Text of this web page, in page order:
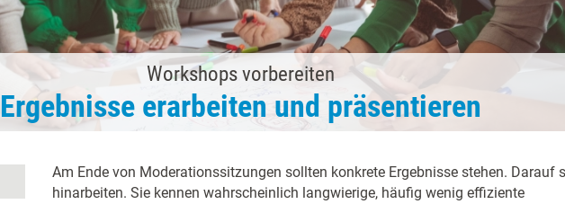
Workshops vorbereiten
Ergebnisse erarbeiten und präsentieren
Am Ende von Moderationssitzungen sollten konkrete Ergebnisse stehen. Darauf
hinarbeiten. Sie kennen wahrscheinlich langwierige, häufig wenig effiziente